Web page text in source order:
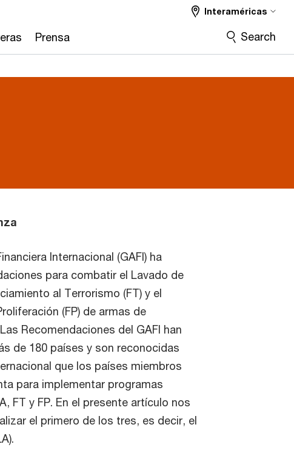
Prensa
Interaméricas
Search
Internacional (GAFI) ha
para combatir el Lavado de
al Terrorismo (FT) y el
(FP) de armas de
Recomendaciones del GAFI han
de 180 países y son reconocidas
que los países miembros
para implementar programas
FT y FP. En el presente artículo nos
el primero de los tres, es decir, el